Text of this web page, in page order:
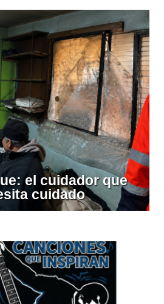
el cuidador que
cuidado